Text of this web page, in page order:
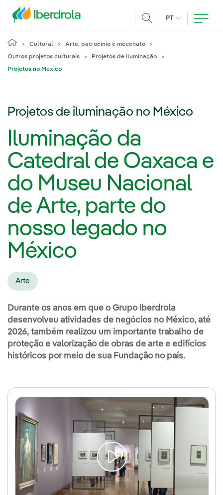
PT IDIOMA ATUAL,
Cultural Arte, patrocínio e mecenato
Outros projetos culturais Projetos de iluminação
Projetos no Mexico
Projetos de iluminação no México
Iluminação da
Catedral de Oaxaca e
do Museu Nacional
de Arte, parte do
nosso legado no
México
Arte
Durante os anos em que o Grupo Iberdrola
desenvolveu atividades de negócios no México, até
2026, também realizou um importante trabalho de
proteção e valorização de obras de arte e edifícios
históricos por meio de sua Fundação no país.